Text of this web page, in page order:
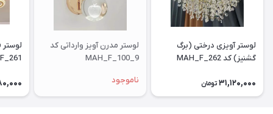
لوستر آویزی درختی (برگ
گشنیز) کد MAH_F_262
31,120,000 تومان
لوستر مدرن آویز وارداتی کد
MAH_F_100_9
ناموجود